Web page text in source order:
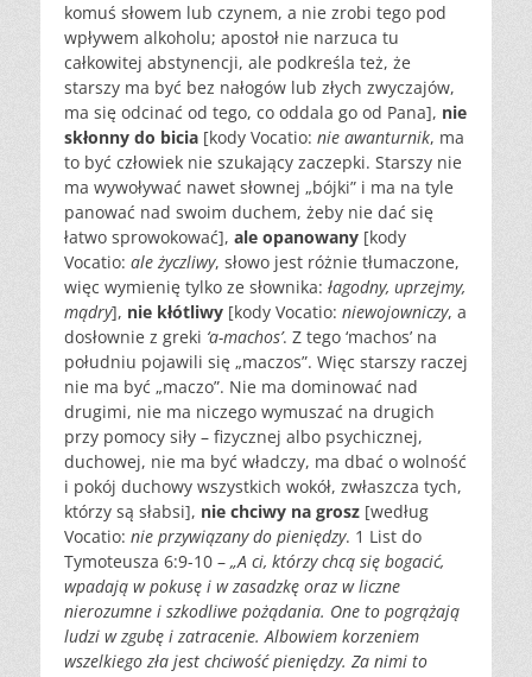
komuś słowem lub czynem, a nie zrobi tego pod
wpływem alkoholu; apostoł nie narzuca tu
całkowitej abstynencji, ale podkreśla też, że
starszy ma być bez nałogów lub złych zwyczajów,
ma się odcinać od tego, co oddala go od Pana], nie
skłonny do bicia [kody Vocatio: nie awanturnik, ma
to być człowiek nie szukający zaczepki. Starszy nie
ma wywoływać nawet słownej „bójki” i ma na tyle
panować nad swoim duchem, żeby nie dać się
łatwo sprowokować], ale opanowany [kody
Vocatio: ale życzliwy, słowo jest różnie tłumaczone,
więc wymienię tylko ze słownika: łagodny, uprzejmy,
mądry], nie kłótliwy [kody Vocatio: niewojowniczy, a
dosłownie z greki ‘a-machos’. Z tego ‘machos’ na
południu pojawili się „maczos”. Więc starszy raczej
nie ma być „maczo”. Nie ma dominować nad
drugimi, nie ma niczego wymuszać na drugich
przy pomocy siły – fizycznej albo psychicznej,
duchowej, nie ma być władczy, ma dbać o wolność
i pokój duchowy wszystkich wokół, zwłaszcza tych,
którzy są słabsi], nie chciwy na grosz [według
Vocatio: nie przywiązany do pieniędzy. 1 List do
Tymoteusza 6:9-10 – „A ci, którzy chcą się bogacić,
wpadają w pokusę i w zasadzkę oraz w liczne
nierozumne i szkodliwe pożądania. One to pogrążają
ludzi w zgubę i zatracenie. Albowiem korzeniem
wszelkiego zła jest chciwość pieniędzy. Za nimi to